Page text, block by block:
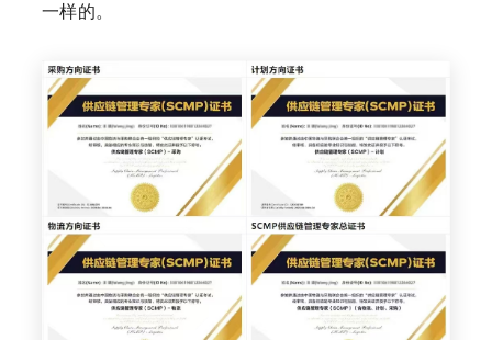
一样的。